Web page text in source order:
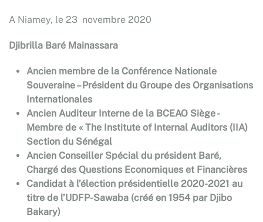
A Niamey, le 23 novembre 2020
Djibrilla Baré Mainassara
Ancien membre de la Conférence Nationale
Souveraine – Président du Groupe des Organisations
Internationales
Ancien Auditeur Interne de la BCEAO Siège -
Membre de « The Institute of Internal Auditors (IIA)
Section du Sénégal
Ancien Conseiller Spécial du président Baré,
Chargé des Questions Economiques et Financières
Candidat à l’élection présidentielle 2020-2021 au
titre de l’UDFP-Sawaba (créé en 1954 par Djibo
Bakary)